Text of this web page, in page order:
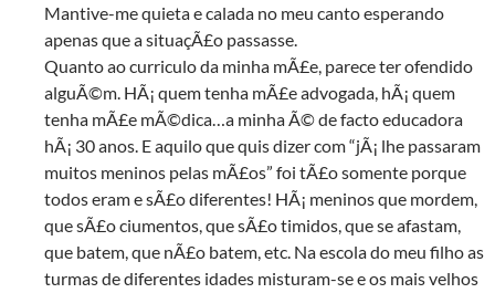
Mantive-me quieta e calada no meu canto esperando
apenas que a situaçÃ£o passasse.
Quanto ao curriculo da minha mÃ£e, parece ter ofendido
alguÃ©m. HÃ¡ quem tenha mÃ£e advogada, hÃ¡ quem
tenha mÃ£e mÃ©dica…a minha Ã© de facto educadora
hÃ¡ 30 anos. E aquilo que quis dizer com “jÃ¡ lhe passaram
muitos meninos pelas mÃ£os” foi tÃ£o somente porque
todos eram e sÃ£o diferentes! HÃ¡ meninos que mordem,
que sÃ£o ciumentos, que sÃ£o timidos, que se afastam,
que batem, que nÃ£o batem, etc. Na escola do meu filho as
turmas de diferentes idades misturam-se e os mais velhos